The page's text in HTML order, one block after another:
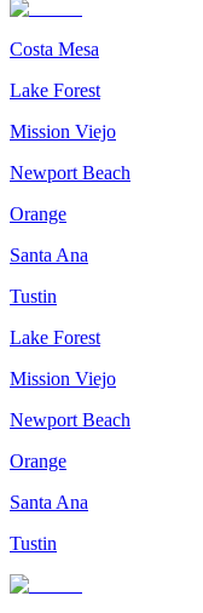
Costa Mesa
Lake Forest
Mission Viejo
Newport Beach
Orange
Santa Ana
Tustin
Lake Forest
Mission Viejo
Newport Beach
Orange
Santa Ana
Tustin